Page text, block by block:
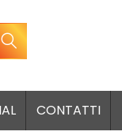
CONTATTI